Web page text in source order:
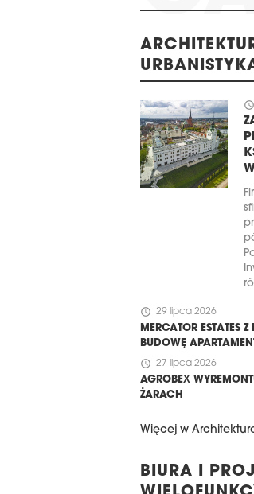
schedule
schedule 29 lipca 2026
MERCATOR ESTATES
BUDOWĘ
schedule 27 lipca 2026
AGROBEX
ŻARACH
Więcej w
BIURA I